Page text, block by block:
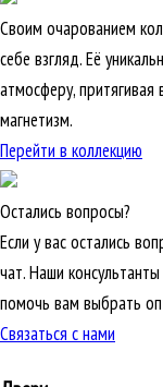
Своим очарованием
себе взгляд. Её
атмосферу,
магнетизм.
Перейти в коллекцию
Остались вопросы?
Если у вас остались
чат. Наши
помочь вам выбрать
Связаться с нами